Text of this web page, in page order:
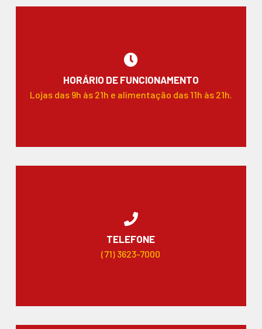
HORÁRIO DE FUNCIONAMENTO
Lojas das 9h às 21h e alimentação das 11h às 21h.
TELEFONE
(71) 3623-7000